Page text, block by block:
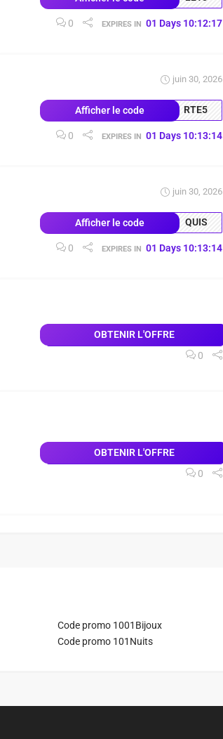
0 EXPIRES IN 01 Days 10:12:16
juin 30, 2026
Afficher le code RTE5
0 EXPIRES IN 01 Days 10:13:13
juin 30, 2026
Afficher le code QUIS
0 EXPIRES IN 01 Days 10:13:13
OBTENIR L'OFFRE
0
OBTENIR L'OFFRE
0
Code promo 1001Bijoux
Code promo 101Nuits